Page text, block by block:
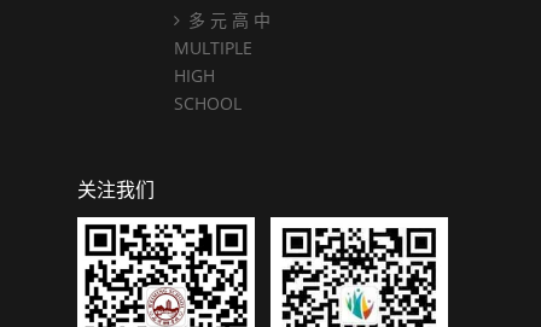
多 元 高 中
MULTIPLE
HIGH
SCHOOL
关注我们